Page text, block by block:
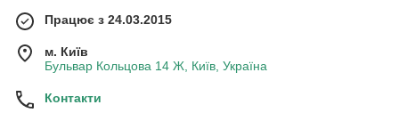
Працює з 24.03.2015
м. Київ
Бульвар Кольцова 14 Ж, Київ, Україна
Контакти